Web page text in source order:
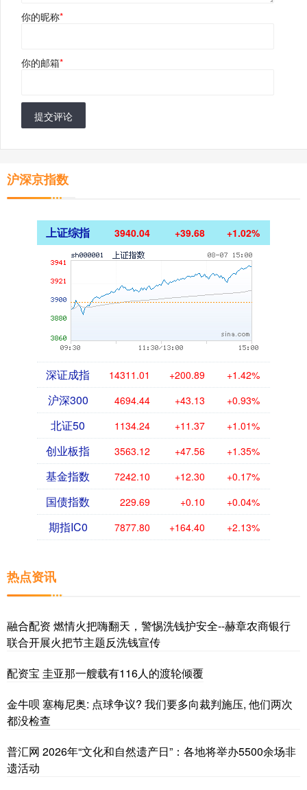
你的昵称*
你的邮箱*
提交评论
沪深京指数
上证综指 3940.04 +39.68 +1.02%
深证成指 14311.01 +200.89 +1.42%
沪深300 4694.44 +43.13 +0.93%
北证50 1134.24 +11.37 +1.01%
创业板指 3563.12 +47.56 +1.35%
基金指数 7242.10 +12.30 +0.17%
国债指数 229.69 +0.10 +0.04%
期指IC0 7877.80 +164.40 +2.13%
热点资讯
融合配资 燃情火把嗨翻天，警惕洗钱护安全--赫章农商银行
联合开展火把节主题反洗钱宣传
配资宝 圭亚那一艘载有116人的渡轮倾覆
金牛呗 塞梅尼奥: 点球争议? 我们要多向裁判施压, 他们两次
都没检查
普汇网 2026年“文化和自然遗产日”：各地将举办5500余场非
遗活动